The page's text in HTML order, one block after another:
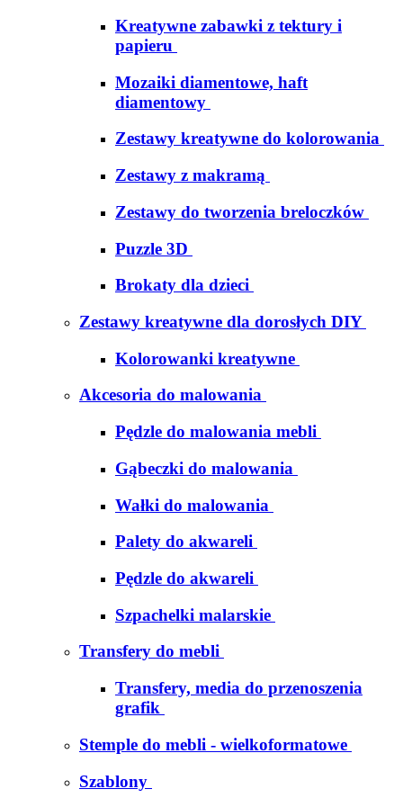
Kreatywne zabawki z tektury i
papieru
Mozaiki diamentowe, haft
diamentowy
Zestawy kreatywne do kolorowania
Zestawy z makramą
Zestawy do tworzenia breloczków
Puzzle 3D
Brokaty dla dzieci
Zestawy kreatywne dla dorosłych DIY
Kolorowanki kreatywne
Akcesoria do malowania
Pędzle do malowania mebli
Gąbeczki do malowania
Wałki do malowania
Palety do akwareli
Pędzle do akwareli
Szpachelki malarskie
Transfery do mebli
Transfery, media do przenoszenia
grafik
Stemple do mebli - wielkoformatowe
Szablony